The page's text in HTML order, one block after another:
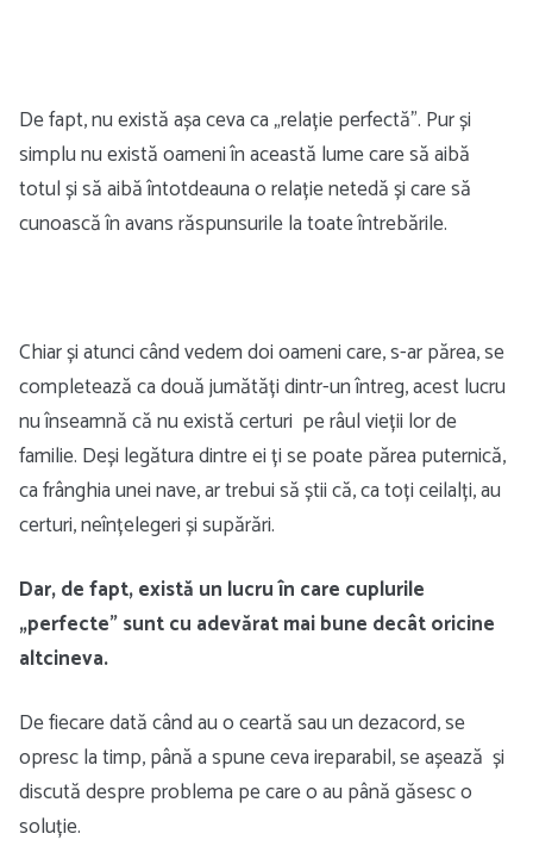
De fapt, nu există așa ceva ca „relație perfectă”. Pur și
simplu nu există oameni în această lume care să aibă
totul și să aibă întotdeauna o relație netedă și care să
cunoască în avans răspunsurile la toate întrebările.
Chiar și atunci când vedem doi oameni care, s-ar părea, se
completează ca două jumătăți dintr-un întreg, acest lucru
nu înseamnă că nu există certuri pe râul vieții lor de
familie. Deși legătura dintre ei ți se poate părea puternică,
ca frânghia unei nave, ar trebui să știi că, ca toți ceilalți, au
certuri, neînțelegeri și supărări.
Dar, de fapt, există un lucru în care cuplurile
„perfecte” sunt cu adevărat mai bune decât oricine
altcineva.
De fiecare dată când au o ceartă sau un dezacord, se
opresc la timp, până a spune ceva ireparabil, se așează și
discută despre problema pe care o au până găsesc o
soluție.